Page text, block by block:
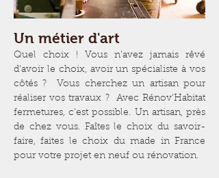
Un métier d'art
Quel choix ! Vous n'avez jamais rêvé
d'avoir le choix, avoir un spécialiste à vos
côtés ? Vous cherchez un artisan pour
réaliser vos travaux ? Avec Rénov'Habitat
fermetures, c'est possible. Un artisan, près
de chez vous. Faîtes le choix du savoir-
faire, faites le choix du made in France
pour votre projet en neuf ou rénovation.